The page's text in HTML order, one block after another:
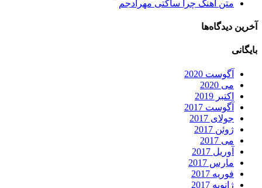
متن آهنگ چرا ساکتی مهرادجم
آخرین دیدگاه‌ها
بایگانی
آگوست 2020
می 2020
اکتبر 2019
آگوست 2017
جولای 2017
ژوئن 2017
می 2017
آوریل 2017
مارس 2017
فوریه 2017
ژانویه 2017